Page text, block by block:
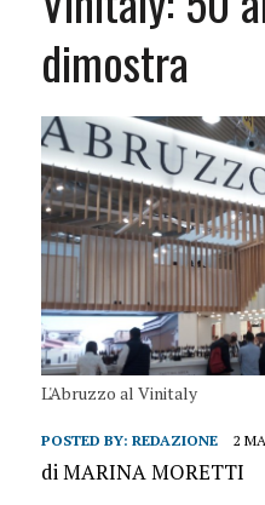
dimostra
L'Abruzzo al Vinitaly
POSTED BY: REDAZIONE 2
di MARINA MORETTI